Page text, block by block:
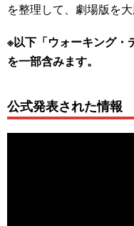
を整理して、劇場版を
※以下「ウォーキング・
を一部含みます。
公式発表された情報